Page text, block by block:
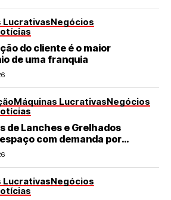
LucrativasNegócios
do cliente é o maior
de uma franquia
Máquinas LucrativasNegócios
de Lanches e Grelhados
com demanda por
rápidas e de qualidade
LucrativasNegócios